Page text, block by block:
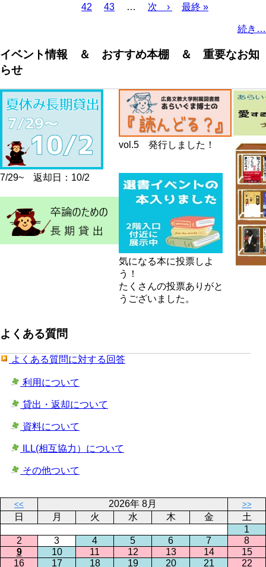
り
レ
ー
Page
42 Page
43 …
次
次 ›
最
ジ
最終 »
続き…
イベント情報 ＆ おすすめ本棚 ＆ 重要なお知
らせ
7/29~ 返却日：10/2
vol.5 発行しました！
気になる本に投票しよ
う！
たくさんの投票ありがと
うございました。
よくある質問
よくある質問に対する回答
利用について
貸出・返却について
資料について
ILL(相互協力）について
その他ついて
<< 2026年 8月 >>
日 月 火 水 木 金
土
1
2
3 4 5 6 7
8
9
10 11 12 13 14
15
16
17 18 19 20 21
22